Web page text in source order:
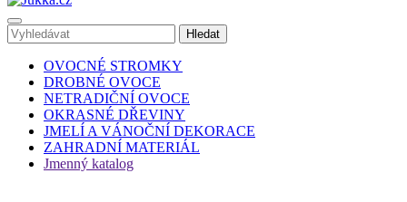
OVOCNÉ STROMKY
DROBNÉ OVOCE
NETRADIČNÍ OVOCE
OKRASNÉ DŘEVINY
JMELÍ A VÁNOČNÍ DEKORACE
ZAHRADNÍ MATERIÁL
Jmenný katalog